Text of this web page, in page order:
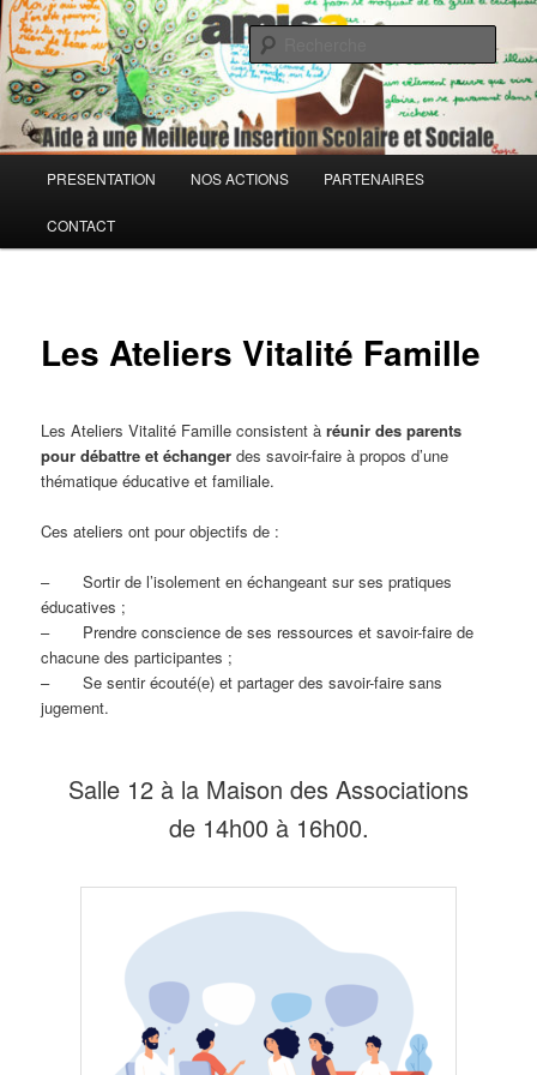
Aller
au
contenu
principalAMISS – Aide à une Meilleure
Insertion Scolaire et Sociale
Association loi 1901
principal
PRESENTATION NOS ACTIONS PARTENAIRES
CONTACT
Les Ateliers Vitalité Famille
Les Ateliers Vitalité Famille consistent àréunir des parents
pour débattre et échanger des savoir-faire à propos d’une
thématique éducative et familiale.
Ces ateliers ont pour objectifs de :
– Sortir de l’isolement en échangeant sur ses pratiques
éducatives ;
– Prendre conscience de ses ressources et savoir-faire de
chacune des participantes ;
– Se sentir écouté(e) et partager des savoir-faire sans
jugement.
Salle 12 à la Maison des Associations
de 14h00 à 16h00.